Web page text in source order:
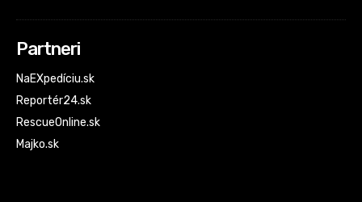
Partneri
NaEXpedíciu.sk
Reportér24.sk
RescueOnline.sk
Majko.sk